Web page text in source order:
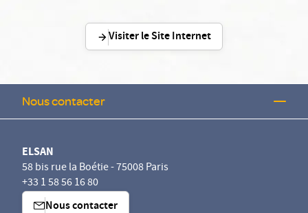
Visiter le Site Internet
Nous contacter
ELSAN
58 bis rue la Boétie - 75008 Paris
+33 1 58 56 16 80
Nous contacter